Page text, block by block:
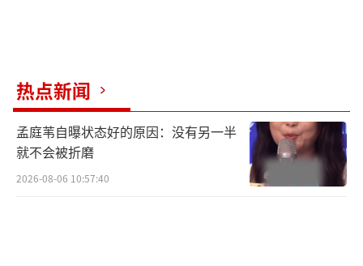
信与从容，正是实力演员在作品加持下的最佳
状态。她的出现呼应了电影节对多元题材和创
新表达的鼓励，也印证了真正能触动观众的始
终是角色塑造的深度与作品传递的力量。
热点新闻
孟庭苇自曝状态好的原因：没有另一半
就不会被折磨
2026-08-06 10:57:40